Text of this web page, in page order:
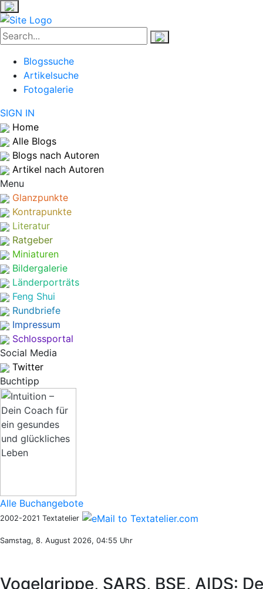
Blogssuche
Artikelsuche
Fotogalerie
SIGN IN
Home
Alle Blogs
Blogs nach Autoren
Artikel nach Autoren
Menu
Glanzpunkte
Kontrapunkte
Literatur
Ratgeber
Miniaturen
Bildergalerie
Länderporträts
Feng Shui
Rundbriefe
Impressum
Schlossportal
Social Media
Twitter
Buchtipp
Alle Buchangebote
2002-2021 Textatelier
Samstag, 8. August 2026, 04:55 Uhr
Vogelgrippe, SARS, BSE, AIDS: